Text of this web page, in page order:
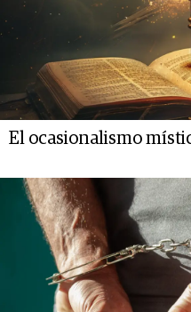
El ocasionalismo